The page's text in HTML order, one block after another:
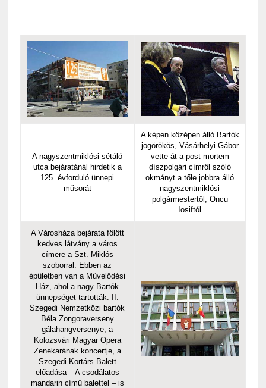
A nagyszentmiklósi sétáló
utca bejáratánál hirdetik a
125. évforduló ünnepi
műsorát
A képen középen álló Bartók
jogörökös, Vásárhelyi Gábor
vette át a post mortem
díszpolgári címről szóló
okmányt a tőle jobbra álló
nagyszentmiklósi
polgármestertől, Oncu
Iosiftól
A Városháza bejárata fölött
kedves látvány a város
címere a Szt. Miklós
szoborral. Ebben az
épületben van a Művelődési
Ház, ahol a nagy Bartók
ünnepséget tartották. II.
Szegedi Nemzetközi bartók
Béla Zongoraverseny
gálahangversenye, a
Kolozsvári Magyar Opera
Zenekarának koncertje, a
Szegedi Kortárs Balett
előadása – A csodálatos
mandarin című balettel – is